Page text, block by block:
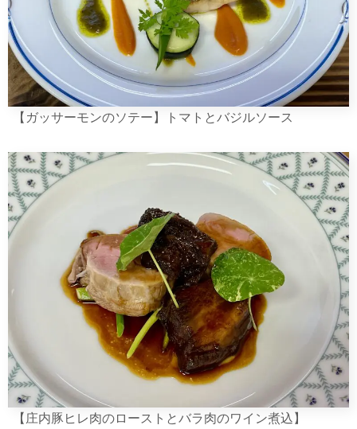
【ガッサーモンのソテー】トマトとバジルソース
【庄内豚ヒレ肉のローストとバラ肉のワイン煮込】